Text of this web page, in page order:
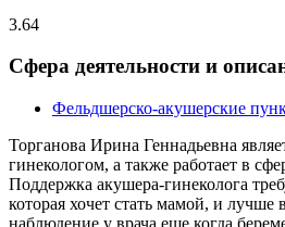
3.64
Сфера деятельности и
Фельдшерско-акушерские
Торганова Ирина Геннадьевна
гинекологом, а также работает в
Поддержка акушера-гинеколога
которая хочет стать мамой, и лучше
наблюдение у врача еще когда